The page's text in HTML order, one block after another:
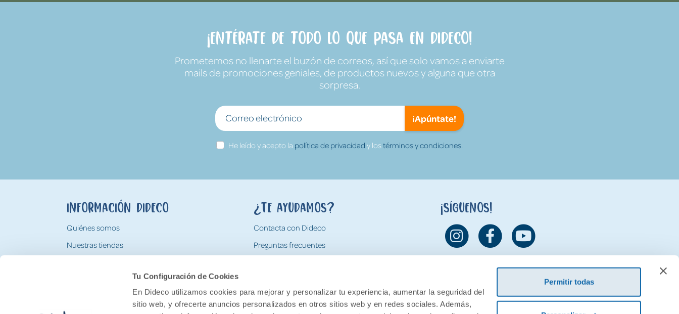
Tu Configuración de Cookies
En Dideco utilizamos cookies para mejorar y personalizar tu experiencia, aumentar la seguridad del
sitio web, y ofrecerte anuncios personalizados en otros sitios web y en redes sociales. Además,
Permitir todas
¡Entérate de todo lo que pasa en Dideco!
Prometemos no llenarte el buzón de correos, así que solo vamos a enviarte
mails de promociones geniales, de productos nuevos y alguna que otra
sorpresa.
¡Apúntate!
He leído y acepto la política de privacidad y lostérminos y condiciones.
Información Dideco
Quiénes somos
Nuestras tiendas
Tarjeta Regalo Dideco
¿Te ayudamos?
Contacta con Dideco
Preguntas frecuentes
Devoluciones
¡Síguenos!